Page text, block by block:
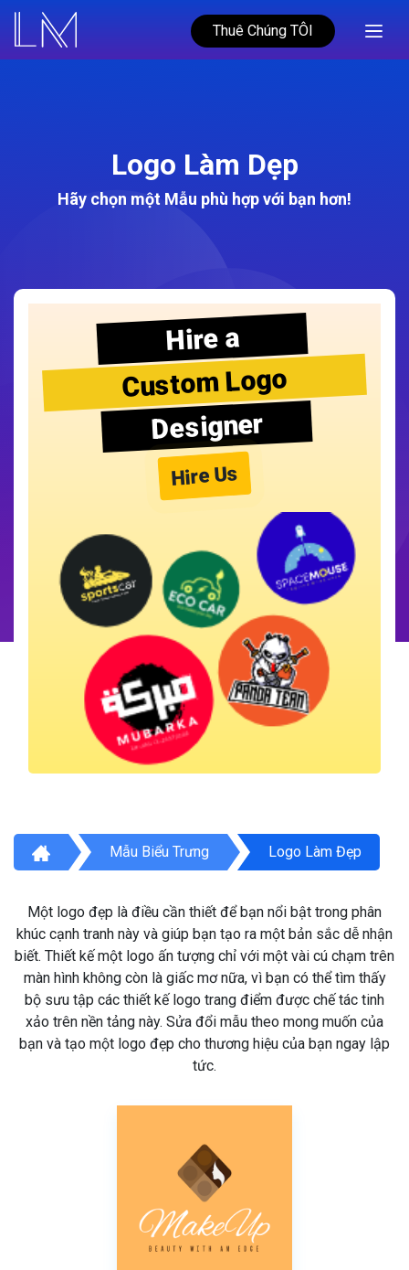
Thuê Chúng TÔI
Logo Làm Dẹp
Hãy chọn một Mẫu phù hợp với bạn hơn!
Hire a
Custom Logo
Designer
Hire Us
Mẫu Biểu Trưng Logo Làm Đẹp
Một logo đẹp là điều cần thiết để bạn nổi bật trong phân
khúc cạnh tranh này và giúp bạn tạo ra một bản sắc dễ nhận
biết. Thiết kế một logo ấn tượng chỉ với một vài cú chạm trên
màn hình không còn là giấc mơ nữa, vì bạn có thể tìm thấy
bộ sưu tập các thiết kế logo trang điểm được chế tác tinh
xảo trên nền tảng này. Sửa đổi mẫu theo mong muốn của
bạn và tạo một logo đẹp cho thương hiệu của bạn ngay lập
tức.